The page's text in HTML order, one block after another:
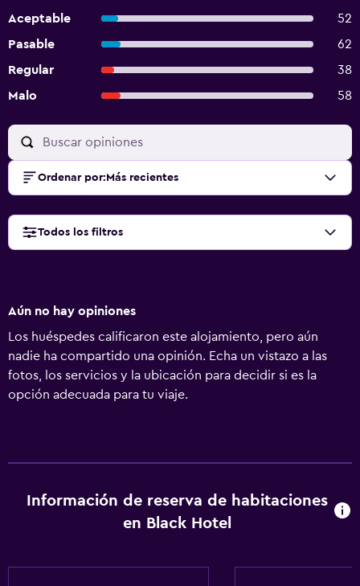
Aceptable
52
Pasable
62
Regular
38
Malo
58
Ordenar por: Más recientes
Todos los filtros
Aún no hay opiniones
Los huéspedes calificaron este alojamiento, pero aún
nadie ha compartido una opinión. Echa un vistazo a las
fotos, los servicios y la ubicación para decidir si es la
opción adecuada para tu viaje.
Información de reserva de habitaciones
en Black Hotel